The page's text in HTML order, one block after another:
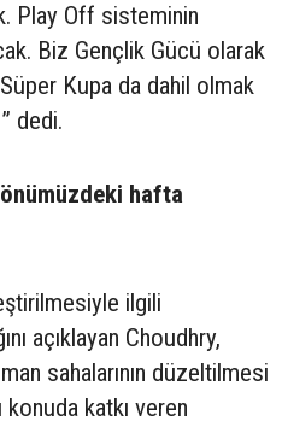
Play Off sisteminin
Biz Gençlik Gücü olarak
Kupa da dahil olmak
dedi.
hafta
ilgili
açıklayan Choudhry,
sahalarının düzeltilmesi
konuda katkı veren